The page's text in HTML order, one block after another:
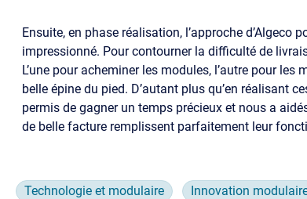
Ensuite, en phase réalisation, l’approche
impressionné. Pour contourner la difficulté de
L’une pour acheminer les modules, l’autre pour
belle épine du pied. D’autant plus qu’en réalisant
permis de gagner un temps précieux et nous a
de belle facture remplissent parfaitement leur
Technologie et modulaire Innovation